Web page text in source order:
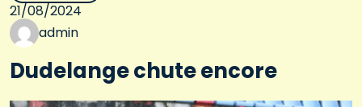
21/08/2024
admin
Dudelange chute encore